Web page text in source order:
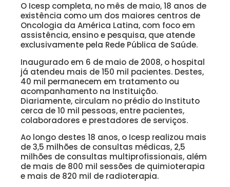
O Icesp completa, no mês de maio, 18 anos de
existência como um dos maiores centros de
Oncologia da América Latina, com foco em
assistência, ensino e pesquisa, que atende
exclusivamente pela Rede Pública de Saúde.
Inaugurado em 6 de maio de 2008, o hospital
já atendeu mais de 150 mil pacientes. Destes,
40 mil permanecem em tratamento ou
acompanhamento na Instituição.
Diariamente, circulam no prédio do Instituto
cerca de 10 mil pessoas, entre pacientes,
colaboradores e prestadores de serviços.
Ao longo destes 18 anos, o Icesp realizou mais
de 3,5 milhões de consultas médicas, 2,5
milhões de consultas multiprofissionais, além
de mais de 800 mil sessões de quimioterapia
e mais de 820 mil de radioterapia.